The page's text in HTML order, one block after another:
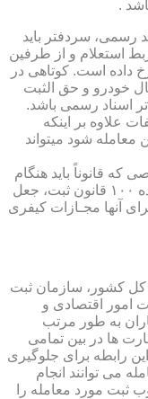
.
رسمی، سردفتر باید
استعلام و از طرفین
داده است. کوتاهی در
خودرو و حق الثبت
اسناد رسمی باشد.
علاوه بر اینکه
شود میتواند
که قانوناً باید هنگام
تنظیم سند حضــــور داشته باشند، طبق ماده ۱۰۰ قانون ثبت، جعل
آنها مجـازات کیفری
کشور، سازمان ثبت
امور اقتصادی و
به طور مرتب
ها در بین تمامی
رابطه برای جلوگیری
می توانند انجام
ثبت مورد معامله را